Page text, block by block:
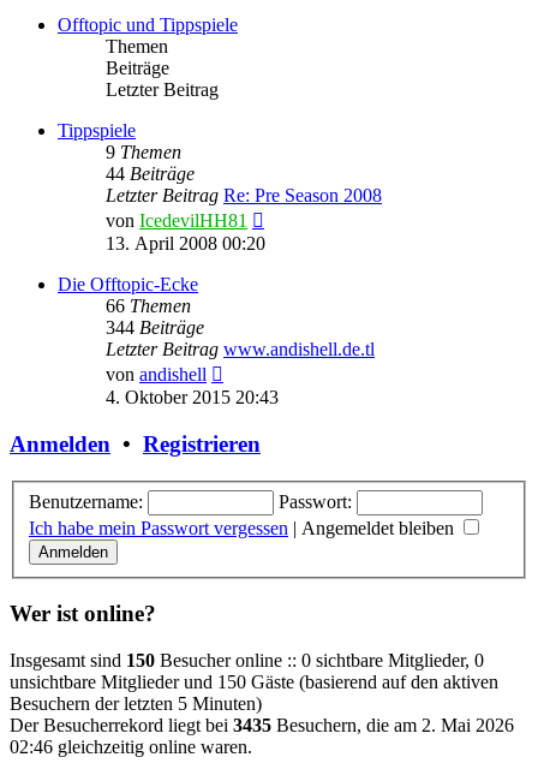
Offtopic und Tippspiele
Themen
Beiträge
Letzter Beitrag
Tippspiele
9 Themen
44 Beiträge
Letzter Beitrag Re: Pre Season 2008
von IcedevilHH81
Beitrag
13. April 2008 00:20
Die Offtopic-Ecke
66 Themen
344 Beiträge
Letzter Beitrag www.andishell.de.tl
von andishell
Beitrag
4. Oktober 2015 20:43
Anmelden • Registrieren
Benutzername:
Passwort:
Ich habe mein Passwort vergessen | Angemeldet bleiben
Wer ist online?
Insgesamt sind 150 Besucher online :: 0 sichtbare Mitglieder, 0
unsichtbare Mitglieder und 150 Gäste (basierend auf den aktiven
Besuchern der letzten 5 Minuten)
Der Besucherrekord liegt bei 3435 Besuchern, die am 2. Mai 2026
02:46 gleichzeitig online waren.